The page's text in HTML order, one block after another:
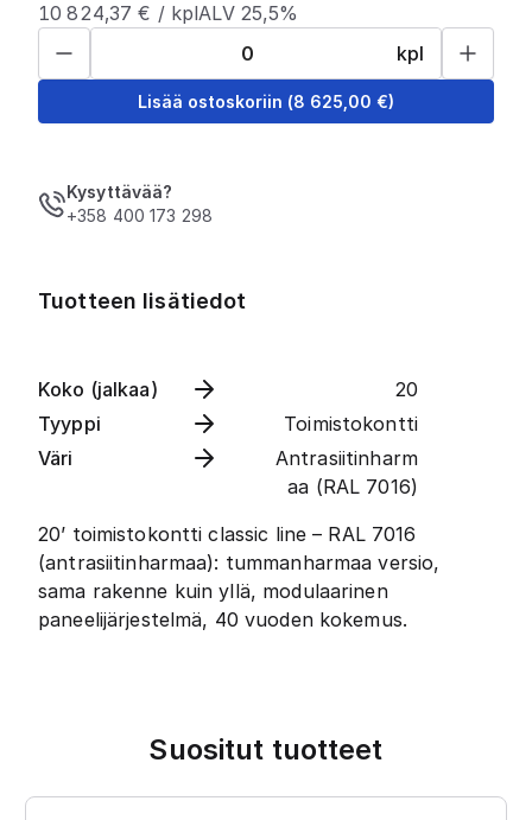
10 824,37 € / kplALV 25,5%
kpl
Lisää ostoskoriin (8 625,00 €)
Kysyttävää?
+358 400 173 298
Tuotteen lisätiedot
Koko (jalkaa)
20
Tyyppi
Toimistokontti
Väri
Antrasiitinharm
aa (RAL 7016)
20’ toimistokontti classic line – RAL 7016
(antrasiitinharmaa): tummanharmaa versio,
sama rakenne kuin yllä, modulaarinen
paneelijärjestelmä, 40 vuoden kokemus.
Suositut tuotteet